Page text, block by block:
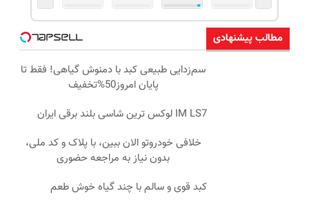
مطالب پیشنهادی
سم‌زدایی طبیعی کبد با دمنوش گیاهی! فقط تا
پایان امروز50%تخفیف
IM LS7 لوکس ترین شاسی بلند برقی ایران
خلافی خودروتو الان ببین، با پلاک و کد ملی،
بدون نیاز به مراجعه حضوری
کبد قوی و سالم با چند گیاه خوش طعم